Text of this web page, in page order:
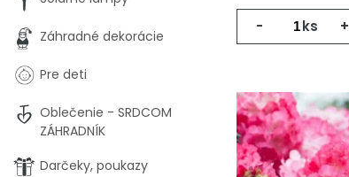
- ks +
Záhradné dekorácie
Pre deti
Oblečenie - SRDCOM
ZÁHRADNÍK
Darčeky, poukazy